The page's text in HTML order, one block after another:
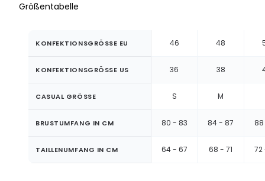
Größentabelle
KONFEKTIONSGRÖSSE EU 46 48
KONFEKTIONSGRÖSSE US 36 38
CASUAL GRÖSSE S M
BRUSTUMFANG IN CM 80 - 83 84 - 87
TAILLENUMFANG IN CM 64 - 67 68 - 71 72